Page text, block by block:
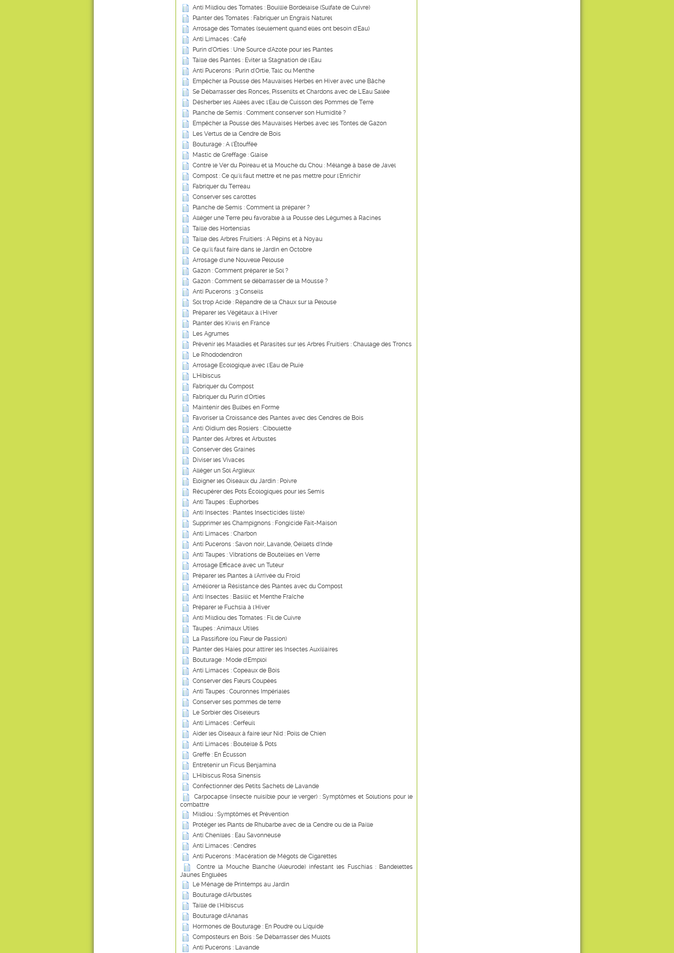
Anti Mildiou des Tomates : Bouillie Bordelaise (Sulfate de Cuivre)
Planter des Tomates : Fabriquer un Engrais Naturel
Arrosage des Tomates (seulement quand elles ont besoin d'Eau)
Anti Limaces : Café
Purin d’Orties : Une Source d'Azote pour les Plantes
Taille des Plantes : Eviter la Stagnation de l'Eau
Anti Pucerons : Purin d'Ortie, Talc ou Menthe
Empêcher la Pousse des Mauvaises Herbes en Hiver avec une Bâche
Se Débarrasser des Ronces, Pissenlits et Chardons avec de L'Eau Salée
Désherber les Allées avec l'Eau de Cuisson des Pommes de Terre
Planche de Semis : Comment conserver son Humidité ?
Empêcher la Pousse des Mauvaises Herbes avec les Tontes de Gazon
Les Vertus de la Cendre de Bois
Bouturage : A l’Étouffée
Mastic de Greffage : Glaise
Contre le Ver du Poireau et la Mouche du Chou : Mélange à base de Javel
Compost : Ce qu'il faut mettre et ne pas mettre pour l'Enrichir
Fabriquer du Terreau
Conserver ses carottes
Planche de Semis : Comment la préparer ?
Alléger une Terre peu favorable à la Pousse des Légumes à Racines
Taille des Hortensias
Taille des Arbres Fruitiers : A Pépins et à Noyau
Ce qu'il faut faire dans le Jardin en Octobre
Arrosage d'une Nouvelle Pelouse
Gazon : Comment préparer le Sol ?
Gazon : Comment se débarrasser de la Mousse ?
Anti Pucerons : 3 Conseils
Sol trop Acide : Répandre de la Chaux sur la Pelouse
Préparer les Végétaux à l'Hiver
Planter des Kiwis en France
Les Agrumes
Prévenir les Maladies et Parasites sur les Arbres Fruitiers : Chaulage des Troncs
Le Rhododendron
Arrosage Ecologique avec l'Eau de Pluie
L'Hibiscus
Fabriquer du Compost
Fabriquer du Purin d'Orties
Maintenir des Bulbes en Forme
Favoriser la Croissance des Plantes avec des Cendres de Bois
Anti Oïdium des Rosiers : Ciboulette
Planter des Arbres et Arbustes
Conserver des Graines
Diviser les Vivaces
Alléger un Sol Argileux
Eloigner les Oiseaux du Jardin : Poivre
Récupérer des Pots Écologiques pour les Semis
Anti Taupes : Euphorbes
Anti Insectes : Plantes Insecticides (liste)
Supprimer les Champignons : Fongicide Fait-Maison
Anti Limaces : Charbon
Anti Pucerons : Savon noir, Lavande, Oeillets d'Inde
Anti Taupes : Vibrations de Bouteilles en Verre
Arrosage Efficace avec un Tuteur
Préparer les Plantes à l'Arrivée du Froid
Améliorer la Résistance des Plantes avec du Compost
Anti Insectes : Basilic et Menthe Fraîche
Préparer le Fuchsia à l'Hiver
Anti Mildiou des Tomates : Fil de Cuivre
Taupes : Animaux Utiles
La Passiflore (ou Fleur de Passion)
Planter des Haies pour attirer les Insectes Auxiliaires
Bouturage : Mode d'Emploi
Anti Limaces : Copeaux de Bois
Conserver des Fleurs Coupées
Anti Taupes : Couronnes Impériales
Conserver ses pommes de terre
Le Sorbier des Oiseleurs
Anti Limaces : Cerfeuil
Aider les Oiseaux à faire leur Nid : Poils de Chien
Anti Limaces : Bouteille & Pots
Greffe : En Écusson
Entretenir un Ficus Benjamina
L'Hibiscus Rosa Sinensis
Confectionner des Petits Sachets de Lavande
Carpocapse (insecte nuisible pour le verger) : Symptômes et Solutions pour le
combattre
Mildiou : Symptômes et Prévention
Protéger les Plants de Rhubarbe avec de la Cendre ou de la Paille
Anti Chenilles : Eau Savonneuse
Anti Limaces : Cendres
Anti Pucerons : Macération de Mégots de Cigarettes
Contre la Mouche Blanche (Aleurode) infestant les Fuschias : Bandelettes
Jaunes Engluées
Le Ménage de Printemps au Jardin
Bouturage d'Arbustes
Taille de l'Hibiscus
Bouturage d'Ananas
Hormones de Bouturage : En Poudre ou Liquide
Composteurs en Bois : Se Débarrasser des Mulots
Anti Pucerons : Lavande